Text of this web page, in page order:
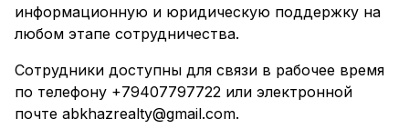
информационную и юридическую поддержку на
любом этапе сотрудничества.
Сотрудники доступны для связи в рабочее время
по телефону +79407797722 или электронной
почте abkhazrealty@gmail.com.